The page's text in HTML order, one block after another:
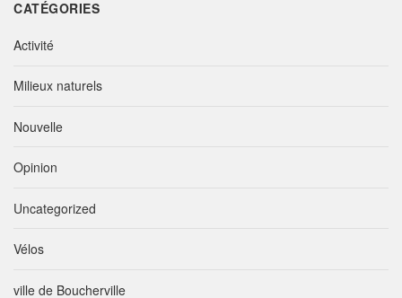
CATÉGORIES
Activité
Milieux naturels
Nouvelle
Opinion
Uncategorized
Vélos
ville de Boucherville